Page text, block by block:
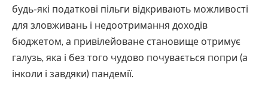
будь-які податкові пільги відкривають можливості
для зловживань і недоотримання доходів
бюджетом, а привілейоване становище отримує
галузь, яка і без того чудово почувається попри (а
інколи і завдяки) пандемії.